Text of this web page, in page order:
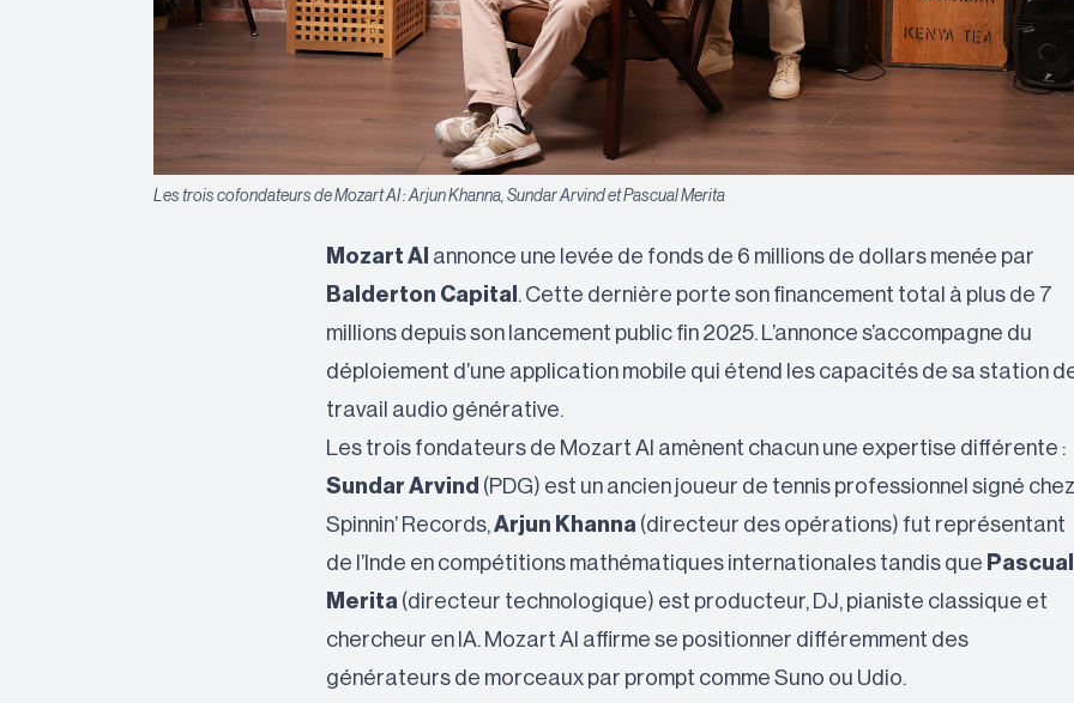
Les trois cofondateurs de Mozart AI : Arjun Khanna, Sundar Arvind et Pascual Merita
Mozart AI annonce une levée de fonds de 6 millions de dollars menée par
Balderton Capital
. Cette dernière porte son financement total à plus de 7
millions depuis son lancement public fin 2025. L’annonce s’accompagne du
déploiement d’une application mobile qui étend les capacités de sa station
travail audio générative.
Les trois fondateurs de Mozart AI amènent chacun une expertise différente :
Sundar Arvind (PDG) est un ancien joueur de tennis professionnel signé chez
Spinnin’ Records, Arjun Khanna (directeur des opérations) fut représentant
de l’Inde en compétitions mathématiques internationales tandis que Pascual
Merita (directeur technologique) est producteur, DJ, pianiste classique et
chercheur en IA. Mozart AI affirme se positionner différemment des
générateurs de morceaux par prompt comme Suno ou Udio.